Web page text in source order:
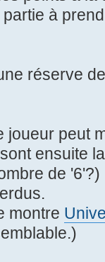
à
réserve
joueur peut
ensuite
de '6'?)
montre